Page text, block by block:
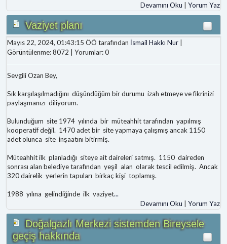
Devamını Oku
Yorum Yaz
Vaziyet planı
Mayıs 22, 2024, 01:43:15 ÖÖ tarafından İsmail Hakkı Nur
Görüntülenme: 8072 | Yorumlar: 0
Sevgili Ozan Bey,
Sık karşılaşılmadığını düşündüğüm bir durumu izah etmeye ve fikrinizi
paylaşmanızı diliyorum.
Bulunduğum site 1974 yılında bir müteahhit tarafından yapılmış
kooperatif değil. 1470 adet bir site yapmaya çalışmış ancak 1150
adet olunca site inşaatını bitirmiş.
Müteahhit ilk planladığı siteye ait daireleri satmış. 1150 daireden
sonrası alan belediye tarafından yeşil alan olarak tescil edilmiş. Ancak
320 dairelik yerlerin tapuları birkaç kişi toplamış.
1988 yılına gelindiğinde ilk vaziyet...
Devamını Oku
Yorum Yaz
Doğalgazlı Merkezi sistemden Bireysele
geçiş hakkında